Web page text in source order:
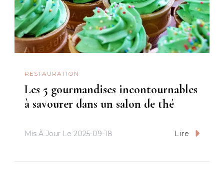
RESTAURATION
Les 5 gourmandises incontournables
à savourer dans un salon de thé
Mis À Jour Le 2025-09-18 Lire